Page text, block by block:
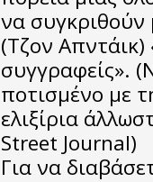
να συγκριθούν
(Τζον
συγγραφείς».
ποτισμένο με
ελιξίρια
Street Journal)
Για να